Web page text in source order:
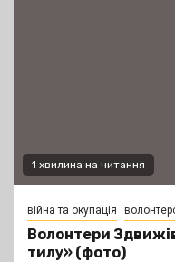
1 хвилина на читання
війна та окупація
Волонтери
тилу» (фото)